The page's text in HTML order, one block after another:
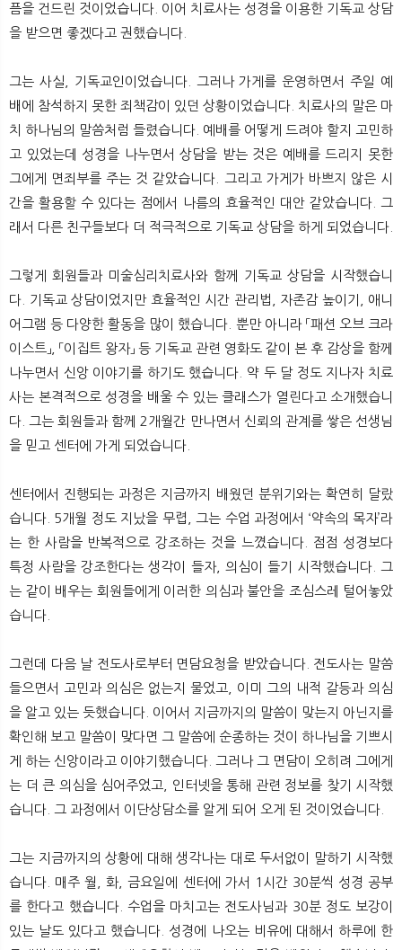
픔을 건드린 것이었습니다. 이어 치료사는 성경을 이용한 기독교 상담
을 받으면 좋겠다고 권했습니다.
그는 사실, 기독교인이었습니다. 그러나 가게를 운영하면서 주일 예
배에 참석하지 못한 죄책감이 있던 상황이었습니다. 치료사의 말은 마
치 하나님의 말씀처럼 들렸습니다. 예배를 어떻게 드려야 할지 고민하
고 있었는데 성경을 나누면서 상담을 받는 것은 예배를 드리지 못한
그에게 면죄부를 주는 것 같았습니다. 그리고 가게가 바쁘지 않은 시
간을 활용할 수 있다는 점에서 나름의 효율적인 대안 같았습니다. 그
래서 다른 친구들보다 더 적극적으로 기독교 상담을 하게 되었습니다.
그렇게 회원들과 미술심리치료사와 함께 기독교 상담을 시작했습니
다. 기독교 상담이었지만 효율적인 시간 관리법, 자존감 높이기, 애니
어그램 등 다양한 활동을 많이 했습니다. 뿐만 아니라 「패션 오브 크라
이스트」, 「이집트 왕자」 등 기독교 관련 영화도 같이 본 후 감상을 함께
나누면서 신앙 이야기를 하기도 했습니다. 약 두 달 정도 지나자 치료
사는 본격적으로 성경을 배울 수 있는 클래스가 열린다고 소개했습니
다. 그는 회원들과 함께 2개월간 만나면서 신뢰의 관계를 쌓은 선생님
을 믿고 센터에 가게 되었습니다.
센터에서 진행되는 과정은 지금까지 배웠던 분위기와는 확연히 달랐
습니다. 5개월 정도 지났을 무렵, 그는 수업 과정에서 ‘약속의 목자’라
는 한 사람을 반복적으로 강조하는 것을 느꼈습니다. 점점 성경보다
특정 사람을 강조한다는 생각이 들자, 의심이 들기 시작했습니다. 그
는 같이 배우는 회원들에게 이러한 의심과 불안을 조심스레 털어놓았
습니다.
그런데 다음 날 전도사로부터 면담요청을 받았습니다. 전도사는 말씀
들으면서 고민과 의심은 없는지 물었고, 이미 그의 내적 갈등과 의심
을 알고 있는 듯했습니다. 이어서 지금까지의 말씀이 맞는지 아닌지를
확인해 보고 말씀이 맞다면 그 말씀에 순종하는 것이 하나님을 기쁘시
게 하는 신앙이라고 이야기했습니다. 그러나 그 면담이 오히려 그에게
는 더 큰 의심을 심어주었고, 인터넷을 통해 관련 정보를 찾기 시작했
습니다. 그 과정에서 이단상담소를 알게 되어 오게 된 것이었습니다.
그는 지금까지의 상황에 대해 생각나는 대로 두서없이 말하기 시작했
습니다. 매주 월, 화, 금요일에 센터에 가서 1시간 30분씩 성경 공부
를 한다고 했습니다. 수업을 마치고는 전도사님과 30분 정도 보강이
있는 날도 있다고 했습니다. 성경에 나오는 비유에 대해서 하루에 한